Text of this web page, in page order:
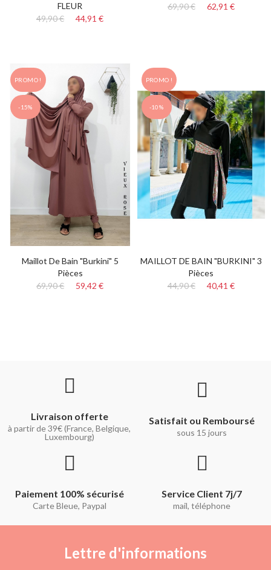
FLEUR
49,90 €
44,91 €
69,90 €
62,91 €
PROMO !
-15%
Maillot De Bain "Burkini" 5
Pièces
69,90 €
59,42 €
PROMO !
-10%
MAILLOT DE BAIN "BURKINI" 3
Pièces
44,90 €
40,41 €
Livraison offerte
à partir de 39€ (France, Belgique,
Luxembourg)
Satisfait ou Remboursé
sous 15 jours
Paiement 100% sécurisé
Carte Bleue, Paypal
Service Client 7j/7
mail, téléphone
Lettre d'informations